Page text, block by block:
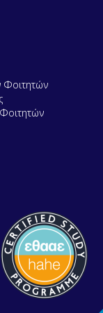
Φοιτητών